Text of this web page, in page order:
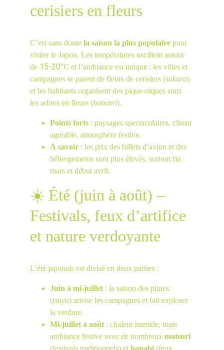
cerisiers en fleurs
C’est sans doute la saison la plus populaire pour
visiter le Japon. Les températures oscillent autour
de 15-20°C et l’ambiance est unique : les villes et
campagnes se parent de fleurs de cerisiers (sakura)
et les habitants organisent des pique-niques sous
les arbres en fleurs (hanami).
Points forts : paysages spectaculaires, climat
agréable, atmosphère festive.
À savoir : les prix des billets d’avion et des
hébergements sont plus élevés, surtout fin
mars et début avril.
☀️ Été (juin à août) –
Festivals, feux d’artifice
et nature verdoyante
L’été japonais est divisé en deux parties :
Juin à mi-juillet : la saison des pluies
(tsuyu) arrose les campagnes et fait exploser
la verdure.
Mi-juillet à août : chaleur humide, mais
ambiance festive avec de nombreux matsuri
(festivals traditionnels) et hanabi (feux